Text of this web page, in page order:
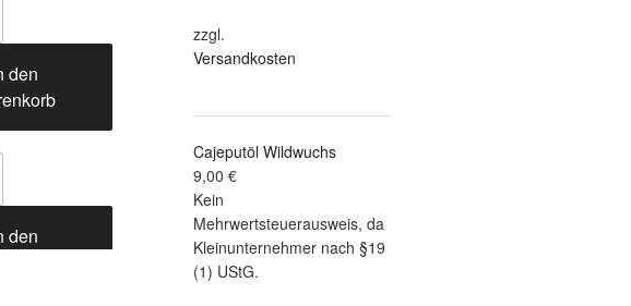
den
den
zzgl.
Versandkosten
Cajeputöl Wildwuchs
9,00€
Kein
Mehrwertsteuerausweis, da
Kleinunternehmer nach §19
(1) UStG.